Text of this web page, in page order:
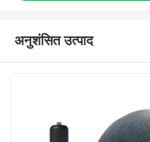
अनुशंसित उत्पाद